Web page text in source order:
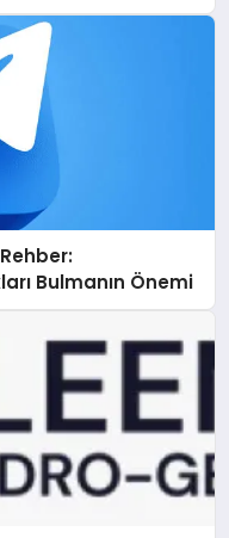
Bulmanın Önemi